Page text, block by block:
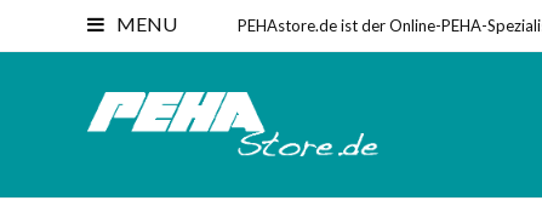
MENU PEHAstore.de ist der Online-PEHA-